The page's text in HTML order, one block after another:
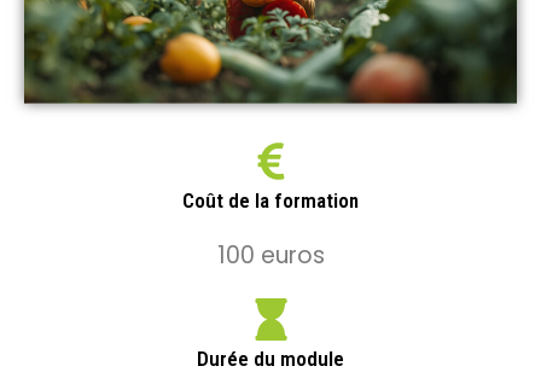
Coût de la formation
100 euros
Durée du module